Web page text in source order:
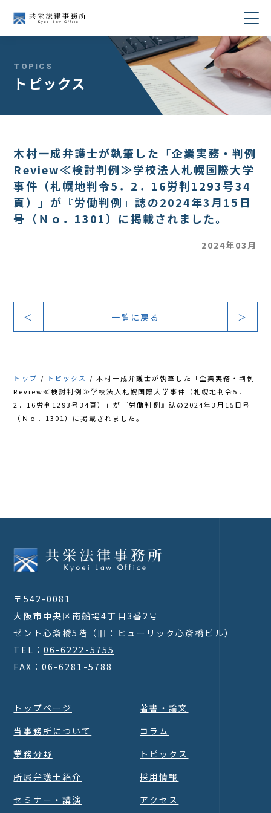
業務分野
セミナー・講演
著書・論文
コラム
TOPICS
トピックス
木村一成弁護士が執筆した「企業実務・判例
Review≪検討判例≫学校法人札幌国際大学
事件（札幌地判令5．2．16労判1293号34
頁）」が『労働判例』誌の2024年3月15日
号（Ｎｏ．1301）に掲載されました。
2024年03月
＜ 一覧に戻る ＞
トップ トピックス
木村一成弁護士が執筆した「企業実務・判例
Review≪検討判例≫学校法人札幌国際大学事件（札幌地判令5．
2．16労判1293号34頁）」が『労働判例』誌の2024年3月15日号
（Ｎｏ．1301）に掲載されました。
〒542-0081
大阪市中央区南船場4丁目3番2号
ゼント心斎橋5階（旧：ヒューリック心斎橋ビル）
TEL： 06-6222-5755
FAX：06-6281-5788
トップページ
当事務所について
業務分野
所属弁護士紹介
セミナー・講演
著書・論文
コラム
トピックス
採用情報
アクセス